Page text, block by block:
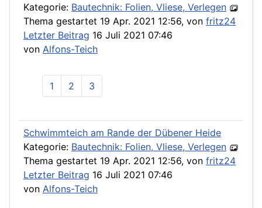
Kategorie: Bautechnik: Folien, Vliese, Verlegen
Thema gestartet 19 Apr. 2021 12:56, von fritz24
Letzter Beitrag 16 Juli 2021 07:46
von Alfons-Teich
1 2 3
Schwimmteich am Rande der Dübener Heide
Kategorie: Bautechnik: Folien, Vliese, Verlegen
Thema gestartet 19 Apr. 2021 12:56, von fritz24
Letzter Beitrag 16 Juli 2021 07:46
von Alfons-Teich